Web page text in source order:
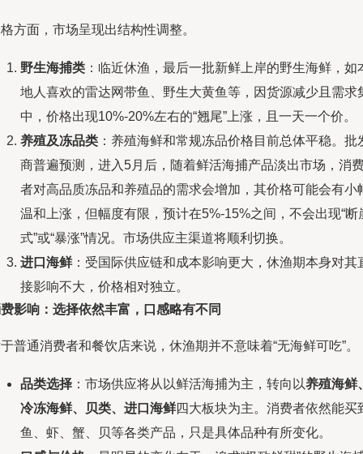
方面，市场呈现出结构性调整。
野生海捕类 ：临近休渔，最后一批新鲜上岸的野生海鲜，如
地人喜欢的雷达网带鱼、野生大黄鱼等，因货源减少且需求
中，价格出现10%-20%左右的“翘尾”上涨，且一天一个价。
养殖及冻品类 ：养殖海鲜和常规冻品价格目前总体平稳。批
商普遍预测，进入5月后，随着鲜活海捕产品淡出市场，消
者对高品质冻品和养殖品的需求会增加，其价格可能会有小
温和上涨，但幅度有限，预计在5%-15%之间，不会出现“断
式”或“暴涨”情况。市场供应主渠道将顺利切换。
进口海鲜：受国际供应链和成本影响更大，休渔期本身对其
接影响不大，价格相对独立。
影响：选择依然丰富，口感略有不同
普通消费者和餐饮店来说，休渔期并不意味着“无海鲜可吃”。
品类选择 ：市场供应将从以鲜活海捕为主，转向以养殖海鲜
冷冻海鲜、贝类、进口海鲜四大板块为主。消费者依然能买
鱼、虾、蟹、贝等各类产品，只是具体品种有所变化。